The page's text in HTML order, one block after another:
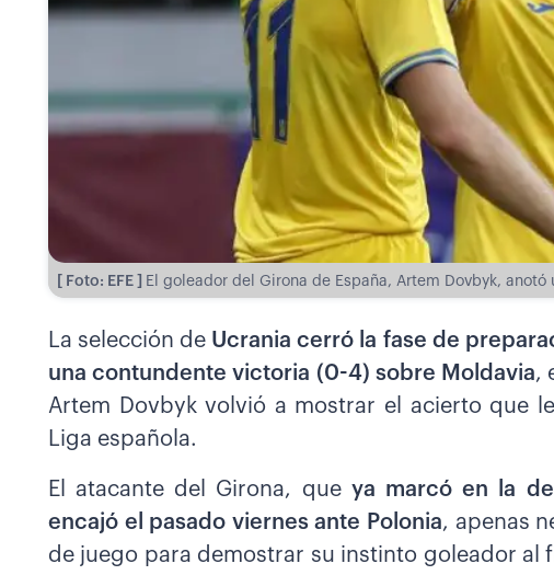
[ Foto: EFE ] El goleador del Girona de España, Artem Dovbyk,
La selección de Ucrania cerró la fase de
una contundente victoria (0-4) sobre Moldavia,
Artem Dovbyk volvió a mostrar el acierto que
Liga española.
El atacante del Girona, que ya marcó en la
encajó el pasado viernes ante Polonia, apenas
de juego para demostrar su instinto goleador al